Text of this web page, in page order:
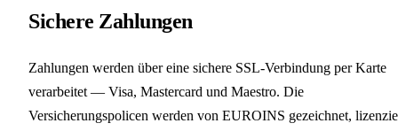
Sichere Zahlungen
Zahlungen werden über eine sichere SSL-Verbindung per Karte
verarbeitet — Visa, Mastercard und Maestro. Die
Versicherungspolicen werden von EUROINS gezeichnet,